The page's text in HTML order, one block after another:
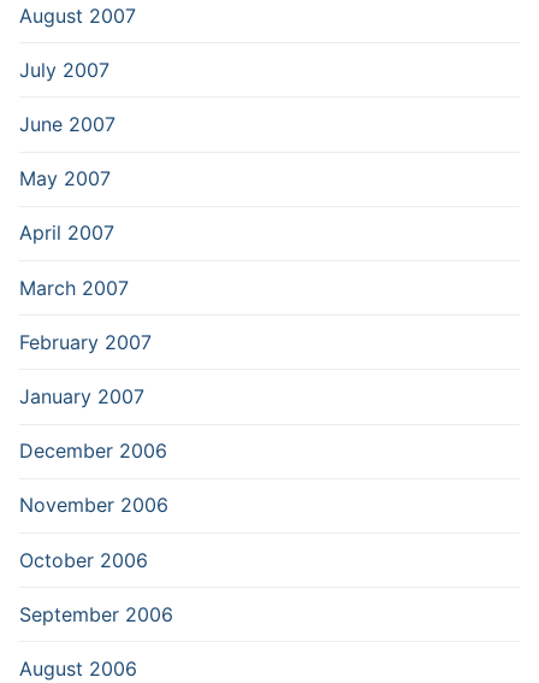
August 2007
July 2007
June 2007
May 2007
April 2007
March 2007
February 2007
January 2007
December 2006
November 2006
October 2006
September 2006
August 2006